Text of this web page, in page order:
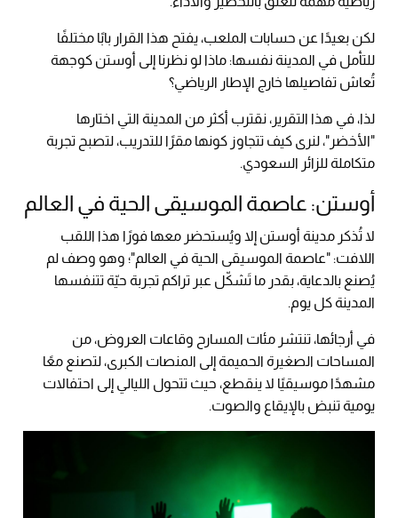
لكن بعيدًا عن حسابات الملعب، يفتح هذا القرار بابًا مختلفًا
للتأمل في المدينة نفسها: ماذا لو نظرنا إلى أوستن كوجهة
تُعاش تفاصيلها خارج الإطار الرياضي؟
لذا، في هذا التقرير، نقترب أكثر من المدينة التي اختارها
"الأخضر"، لنرى كيف تتجاوز كونها مقرًا للتدريب، لتصبح تجربة
متكاملة للزائر السعودي.
أوستن: عاصمة الموسيقى الحية في العالم
لا تُذكر مدينة أوستن إلا ويُستحضر معها فورًا هذا اللقب
اللافت: "عاصمة الموسيقى الحية في العالم"؛ وهو وصف لم
يُصنع بالدعاية، بقدر ما تَشكّل عبر تراكم تجربة حيّة تتنفسها
المدينة كل يوم.
في أرجائها، تنتشر مئات المسارح وقاعات العروض، من
المساحات الصغيرة الحميمة إلى المنصات الكبرى، لتصنع معًا
مشهدًا موسيقيًا لا ينقطع، حيث تتحول الليالي إلى احتفالات
يومية تنبض بالإيقاع والصوت.